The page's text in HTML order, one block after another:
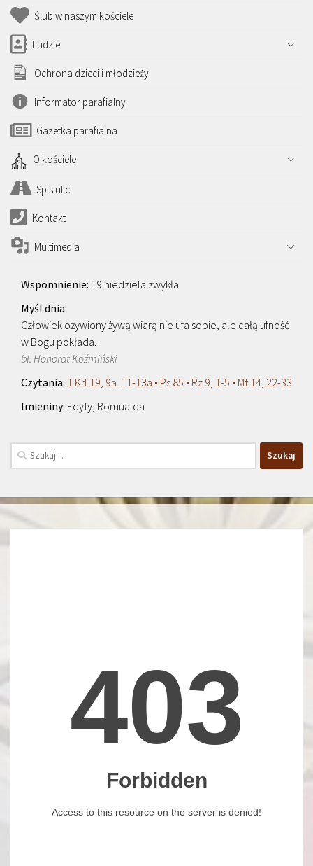
Ślub w naszym kościele
Ludzie
Ochrona dzieci i młodzieży
Informator parafialny
Gazetka parafialna
O kościele
Spis ulic
Kontakt
Multimedia
19 niedziela zwykła
Człowiek ożywiony żywą wiarą nie ufa sobie, ale całą ufność
w Bogu pokłada.
bł. Honorat Koźmiński
1 Krl 19, 9a. 11-13a • Ps 85 • Rz 9, 1-5 • Mt 14, 22-33
Edyty, Romualda
Szukaj: